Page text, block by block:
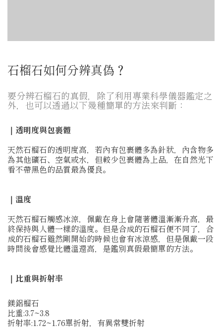
石榴石如何分辨真偽？
要分辨石榴石的真假，除了利用專業科學儀器鑑定之
外，也可以透過以下幾種簡單的方法來判斷：
｜透明度與包裹體
天然石榴石的透明度高，若內有包裹體多為針狀，內含物多
為其他礦石、空氣或水，但較少包裹體為上品，在自然光下
看不帶黑色的品質最為優良。
｜溫度
天然石榴石觸感冰涼，佩戴在身上會隨著體溫漸漸升高，最
終保持與人體一樣的溫度。但是合成的石榴石便不同了，合
成的石榴石雖然剛開始的時候也會有冰涼感，但是佩戴一段
時間後會感覺比體溫還高，是鑑別真假最簡單的方法。
｜比重與折射率
鎂鋁榴石
比重:3.7~3.8
折射率:1.72~1.76單折射，有異常雙折射